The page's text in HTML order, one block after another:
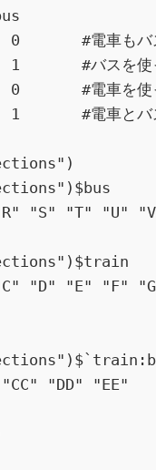
　　#電車もバス
　　#バスを使
　　#電車を使
　　#電車とバス
"DD" "EE"